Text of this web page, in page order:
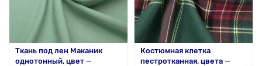
Ткань под лен Маканик
однотонный, цвет —
Костюмная клетка
пестротканная, цвета —